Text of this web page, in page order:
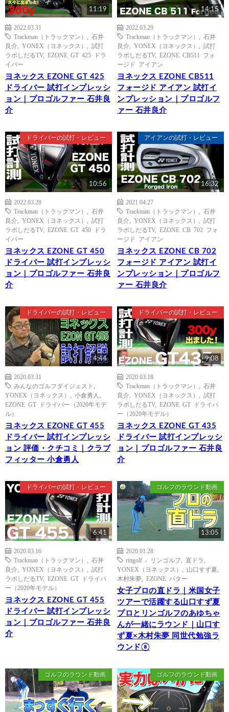
11:19
2022.03.31
Trackman（トラックマン）
石井
良介
YONEX（ヨネックス）
試打
ラボしだるTV, EZONE GT 425 ドラ
イバー
ヨネックス EZONE GT 425
ドライバー 試打インプレッシ
ョン｜プロゴルファー 石井良
介
14:15
2022.03.29
Trackman（トラックマン）
石井
良介
YONEX（ヨネックス）
試打
ラボしだるTV, EZONE CB511 フォ
ージド アイアン
ヨネックス EZONE CB511
フォージド アイアン 試打イ
ンプレッション｜プロゴルフ
ァー 石井良介
ドライバーの試打・レビュー
10:56
2022.03.28
Trackman（トラックマン）
石井
良介
YONEX（ヨネックス）
試打
ラボしだるTV, EZONE GT 450 ドラ
イバー
ヨネックス EZONE GT 450
ドライバー 試打インプレッシ
ョン｜プロゴルファー 石井良
介
アイアンの試打・レビュー
16:32
2021.04.27
Trackman（トラックマン）
石井
良介
YONEX（ヨネックス）
試打
ラボしだるTV, EZONE CB 702 フォ
ージド アイアン
ヨネックス EZONE CB 702
フォージド アイアン 試打イ
ンプレッション｜プロゴルフ
ァー 石井良介
ドライバーの試打・レビュー
4:44
2020.03.31
みんなのゴルフダイジェスト
YONEX（ヨネックス）
小倉勇人
EZONE GT ドライバー（2020年モデ
ル）
ヨネックス EZONE GT 455
ドライバー 試打インプレッシ
ョン 評価・クチコミ｜クラブ
フィッター 小倉勇人
ドライバーの試打・レビュー
9:08
2020.03.18
Trackman（トラックマン）
石井
良介
YONEX（ヨネックス）
試打
ラボしだるTV, EZONE GT ドライバ
ー（2020年モデル）
ヨネックス EZONE GT 435
ドライバー 試打インプレッシ
ョン｜プロゴルファー 石井良
介
ドライバーの試打・レビュー
6:41
2020.03.16
Trackman（トラックマン）
石井
良介
YONEX（ヨネックス）
試打
ラボしだるTV, EZONE GT ドライバ
ー（2020年モデル）
ヨネックス EZONE GT 455
ドライバー 試打インプレッシ
ョン｜プロゴルファー 石井良
介
ゴルフのラウンド動画
13:05
2020.01.28
ringolf - リンゴルフ
直ドラ
YONEX（ヨネックス）
山口すず夏
木村朱夢
EZONE パター
女子プロの直ドラ｜米国女子
ツアーで活躍する山口すず夏
プロとリンゴルフのあゆちゃ
んが一緒にラウンド｜山口す
ず夏×木村朱夢 同世代勉強ラ
ウンド⑧
ゴルフのラウンド動画 ゴルフのラウンド動画